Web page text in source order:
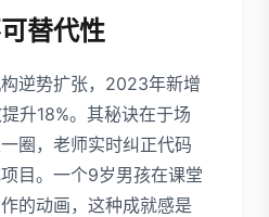
替代性
逆势扩张，2023年新增
升18%。其秘诀在于场
圈，老师实时纠正代码
目。一个9岁男孩在课堂
的动画，这种成就感是